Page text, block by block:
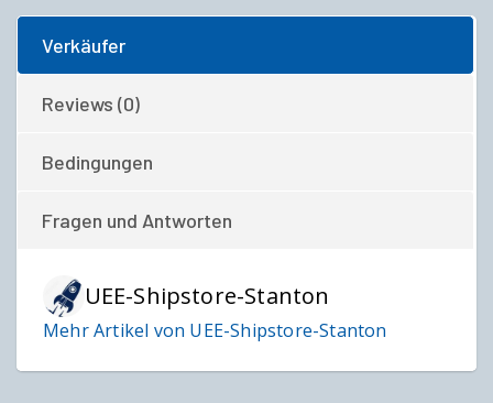
Verkäufer
Reviews (0)
Bedingungen
Fragen und Antworten
UEE-Shipstore-Stanton
Mehr Artikel von UEE-Shipstore-Stanton